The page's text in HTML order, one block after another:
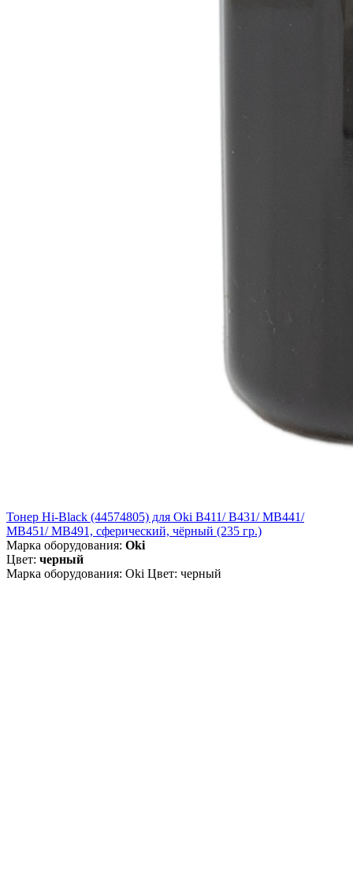
Тонер Hi-Black (44574805) для Oki B411/ B431/ MB441/
MB451/ MB491, сферический, чёрный (235 гр.)
Марка оборудования: Oki
Цвет: черный
Марка оборудования: Oki Цвет: черный